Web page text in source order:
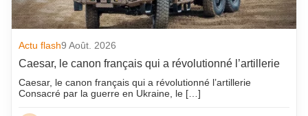
Actu flash9 Août. 2026
Caesar, le canon français qui a révolutionné l’artillerie
Caesar, le canon français qui a révolutionné l’artillerie
Consacré par la guerre en Ukraine, le […]